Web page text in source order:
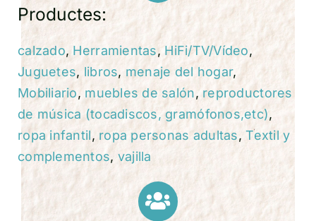
Productes:
calzado, Herramientas, HiFi/TV/Vídeo,
Juguetes, libros, menaje del hogar,
Mobiliario, muebles de salón, reproductores
de música (tocadiscos, gramófonos,etc),
ropa infantil, ropa personas adultas,Textil y
complementos, vajilla